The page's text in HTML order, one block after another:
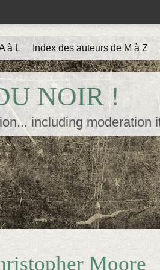
NOIR !
including moderation
à L Index des auteurs de M à Z
Moore